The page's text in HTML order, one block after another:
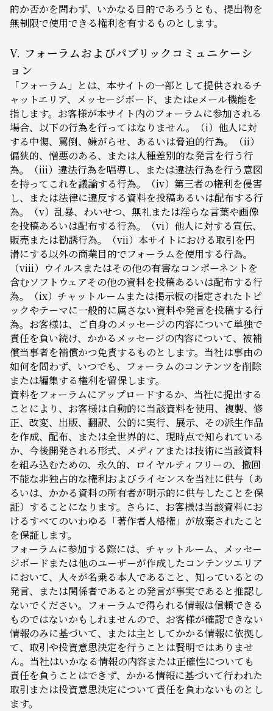
的か否かを問わず、いかなる目的であろうとも、提出物を
無制限で使用できる権利を有するものとします。
V. フォーラムおよびパブリックコミュニケーシ
ョン
「フォーラム」とは、本サイトの一部として提供されるチ
ャットエリア、メッセージボード、またはeメール機能を
指します。お客様が本サイト内のフォーラムに参加される
場合、以下の行為を行ってはなりません。（i）他人に対
する中傷、罵倒、嫌がらせ、あるいは脅迫的行為。（ii）
偏狭的、憎悪のある、または人種差別的な発言を行う行
為。（iii）違法行為を唱導し、または違法行為を行う意図
を持ってこれを議論する行為。（iv）第三者の権利を侵害
し、または法律に違反する資料を投稿あるいは配布する行
為。（v）乱暴、わいせつ、無礼または淫らな言葉や画像
を投稿あるいは配布する行為。（vi）他人に対する宣伝、
販売または勧誘行為。（vii）本サイトにおける取引を円
滑にする以外の商業目的でフォーラムを使用する行為。
（viii）ウイルスまたはその他の有害なコンポーネントを
含むソフトウェアその他の資料を投稿あるいは配布する行
為。（ix）チャットルームまたは掲示板の指定されたトピ
ックやテーマに一般的に属さない資料や発言を投稿する行
為。お客様は、ご自身のメッセージの内容について単独で
責任を負い続け、かかるメッセージの内容について、被補
償当事者を補償かつ免責するものとします。当社は事由の
如何を問わず、いつでも、フォーラムのコンテンツを削除
または編集する権利を留保します。
資料をフォーラムにアップロードするか、当社に提出する
ことにより、お客様は自動的に当該資料を使用、複製、修
正、改変、出版、翻訳、公的に実行、展示、その派生作品
を作成、配布、または全世界的に、現時点で知られている
か、今後開発される形式、メディアまたは技術に当該資料
を組み込むための、永久的、ロイヤルティフリーの、撤回
不能な非独占的な権利およびライセンスを当社に供与（あ
るいは、かかる資料の所有者が明示的に供与したことを保
証）することになります。さらに、お客様は当該資料にお
けるすべてのいわゆる「著作者人格権」が放棄されたこと
を保証します。
フォーラムに参加する際には、チャットルーム、メッセー
ジボードまたは他のユーザーが作成したコンテンツエリア
において、人々が名乗る本人であること、知っているとの
発言、または関係者であるとの発言が事実であると推認し
ないでください。フォーラムで得られる情報は信頼できる
ものではないかもしれませんので、お客様が確認できない
情報のみに基づいて、または主としてかかる情報に依拠し
て、取引や投資意思決定を行うことは賢明ではありませ
ん。当社はいかなる情報の内容または正確性についても
責任を負うことはできず、かかる情報に基づいて行われた
取引または投資意思決定について責任を負わないものとし
ます。